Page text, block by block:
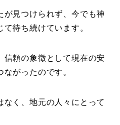
が見つけられず、今でも神
待ち続けています。
信頼の象徴として現在の安
がったのです。
なく、地元の人々にとって